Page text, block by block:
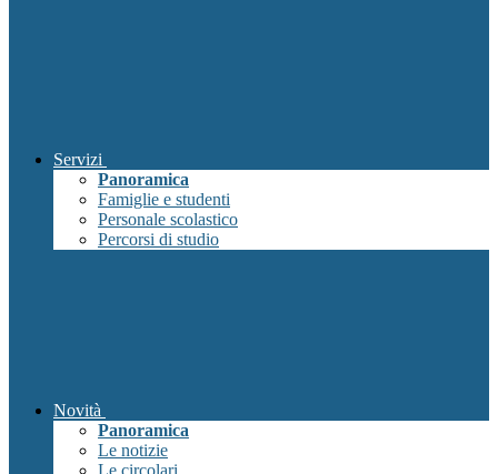
Servizi
Panoramica
Famiglie e studenti
Personale scolastico
Percorsi di studio
Novità
Panoramica
Le notizie